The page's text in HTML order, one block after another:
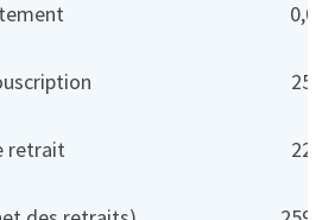
retrait